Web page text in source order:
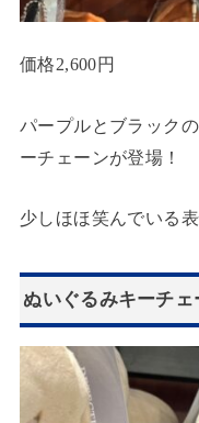
価格2,600円
パープルとブラック
ーチェーンが登場！
少しほほ笑んでいる
ぬいぐるみキーチェ